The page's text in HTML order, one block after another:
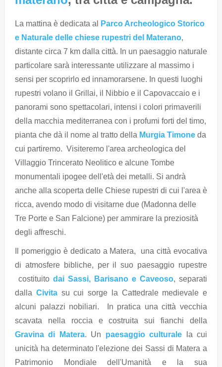
La mattina è dedicata al
Parco Archeologico Storico
e Naturale delle chiese rupestri del Materano,
distante circa 7 km dalla città. In un paesaggio naturale
particolare sarà interessante utilizzare al massimo i
sensi per scoprirlo ed innamorarsene. In questi luoghi
rupestri volano il Grillai, il Nibbio e il Capovaccaio e i
panorami sono spettacolari, intensi i colori primaverili
della macchia mediterranea con i profumi forti del timo,
pianta che dà il nome al tratto della Murgia Timone da
cui partiremo. Visiteremo l'area archeologica del
Villaggio Trincerato Neolitico e alcune Tombe
monumentali ipogee dell'età dei metalli. Si andrà
anche alla scoperta delle Chiese rupestri di cui l'area è
ricca, avendo modo di visitarne due (Madonna delle
Tre Porte e San Falcione) per ammirare la preziosità
degli affreschi.
Il pomeriggio è dedicato a Matera, una città evocativa
di atmosfere bibliche, per il suo paesaggio rupestre
costituito dai Sassi, Barisano e Caveoso, separati
dalla Civitasu cui sorge la Cattedrale medievale e
alcuni palazzi nobiliari. In pratica una città vecchia
scavata nella roccia e costruita sui fianchi della
Gravina di Matera. Un paesaggio culturale la cui
unicità ha determinato l'elezione dei Sassi di Matera a
Patrimonio Mondiale dell'Umanità e la sua